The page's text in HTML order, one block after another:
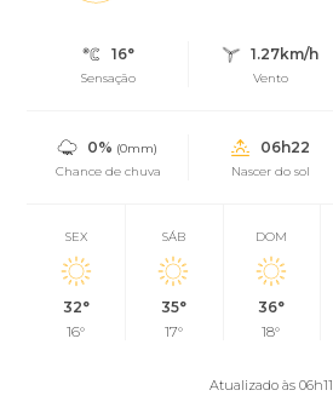
16°
Sensação
1.27km/h
Vento
0% (0mm)
Chance de chuva
06h22
Nascer do sol
SEX
32°
16°
SÁB
35°
17°
DOM
36°
18°
Atualizado às 06h11